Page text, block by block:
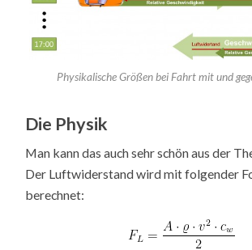
Physikalische Größen bei Fahrt mit und
Die Physik
Man kann das auch sehr schön aus der
Der Luftwiderstand wird mit folgender
berechnet: